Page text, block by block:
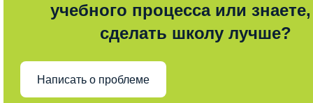
учебного процесса или знаете,
сделать школу лучше?
Написать о проблеме